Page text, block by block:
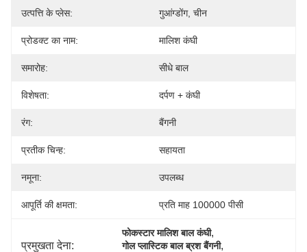
उत्पत्ति के प्लेस: गुआंग्डोंग, चीन
प्रोडक्ट का नाम: मालिश कंघी
समारोह: सीधे बाल
विशेषता: दर्पण + कंघी
रंग: बैंगनी
प्रतीक चिन्ह: सहायता
नमूना: उपलब्ध
आपूर्ति की क्षमता: प्रति माह 100000 पीसी
प्रमुखता देना:
फोकस्टार मालिश बाल कंघी,
गोल प्लास्टिक बाल ब्रश बैंगनी,